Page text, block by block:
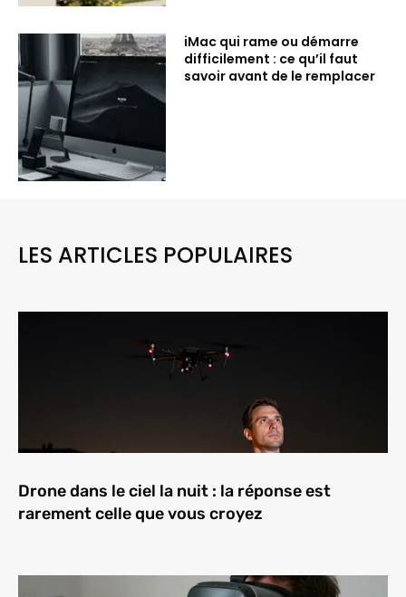
iMac qui rame ou démarre
difficilement : ce qu’il faut
savoir avant de le remplacer
LES ARTICLES POPULAIRES
Drone dans le ciel la nuit : la réponse est
rarement celle que vous croyez